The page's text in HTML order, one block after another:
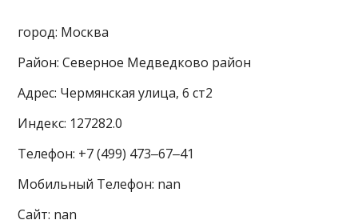
город: Москва
Район: Северное Медведково район
Адрес: Чермянская улица, 6 ст2
Индекс: 127282.0
Телефон: +7 (499) 473‒67‒41
Мобильный Телефон: nan
Сайт: nan